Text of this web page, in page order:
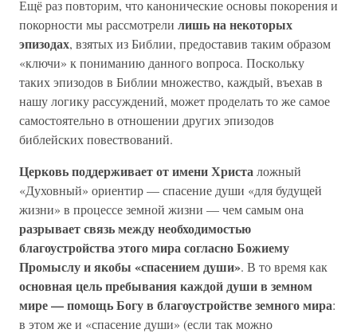
Ещё раз повторим, что канонические основы покорения и
покорности мы рассмотрели лишь на некоторых
эпизодах, взятых из Библии, предоставив таким образом
«ключи» к пониманию данного вопроса. Поскольку
таких эпизодов в Библии множество, каждый, въехав в
нашу логику рассуждений, может проделать то же самое
самостоятельно в отношении других эпизодов
библейских повествований.
Церковь поддерживает от имени Христаложный
«Духовный» ориентир — спасение души «для будущей
жизни» в процессе земной жизни — чем самым она
разрывает связь между необходимостью
благоустройства этого мира согласно Божиему
Промыслу и якобы «спасением души». В то время как
основная цель пребывания каждой души в земном
мире — помощь Богу в благоустройстве земного мира:
в этом же и «спасение души» (если так можно